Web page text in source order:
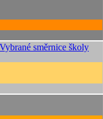
směrnice školy